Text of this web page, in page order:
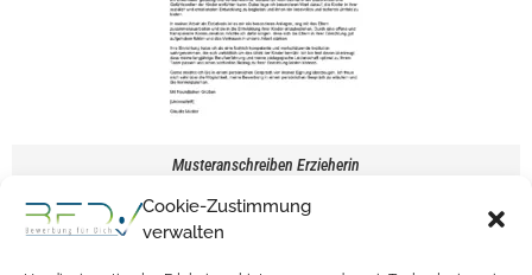
Cookie-Zustimmung
verwalten
Musteranschreiben Erzieherin